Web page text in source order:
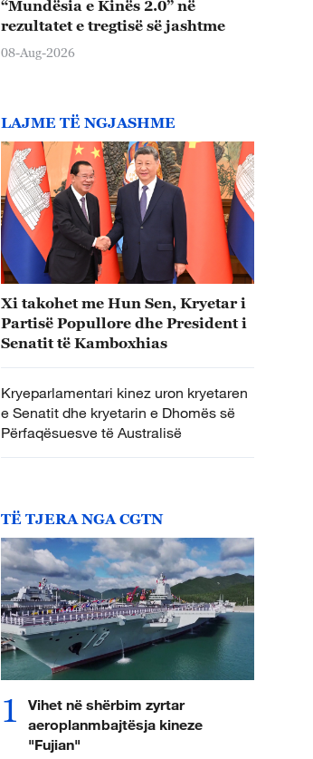
“Mundësia e Kinës 2.0” në
rezultatet e tregtisë së jashtme
08-Aug-2026
LAJME TË NGJASHME
Xi takohet me Hun Sen, Kryetar i
Partisë Popullore dhe President i
Senatit të Kamboxhias
Kryeparlamentari kinez uron kryetaren
e Senatit dhe kryetarin e Dhomës së
Përfaqësuesve të Australisë
TË TJERA NGA CGTN
1
Vihet në shërbim zyrtar
aeroplanmbajtësja kineze
"Fujian"